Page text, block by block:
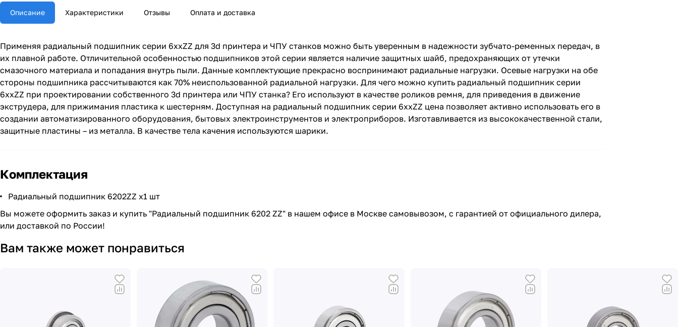
Описание Характеристики Отзывы Оплата и доставка
Применяя радиальный подшипник серии 6ххZZ для 3d принтера и ЧПУ станков можно быть уверенным в надежности зубчато-ременных передач, в
их плавной работе. Отличительной особенностью подшипников этой серии является наличие защитных шайб, предохраняющих от утечки
смазочного материала и попадания внутрь пыли. Данные комплектующие прекрасно воспринимают радиальные нагрузки. Осевые нагрузки на обе
стороны подшипника рассчитываются как 70% неиспользованной радиальной нагрузки. Для чего можно купить радиальный подшипник серии
6ххZZ при проектировании собственного 3d принтера или ЧПУ станка? Его используют в качестве роликов ремня, для приведения в движение
экструдера, для прижимания пластика к шестерням. Доступная на радиальный подшипник серии 6ххZZ цена позволяет активно использовать его в
создании автоматизированного оборудования, бытовых электроинструментов и электроприборов. Изготавливается из высококачественной стали,
защитные пластины – из металла. В качестве тела качения используются шарики.
Комплектация
Радиальный подшипник 6202ZZ х1 шт
Вы можете оформить заказ и купить "Радиальный подшипник 6202 ZZ" в нашем офисе в Москве самовывозом, с гарантией от официального дилера,
или доставкой по России!
Вам также может понравиться